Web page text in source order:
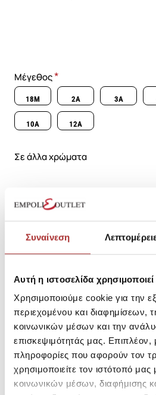
Συναίνεση
Αυτή η ιστοσελίδα
Χρησιμοποιούμε cookie για την
περιεχομένου και διαφημίσεων,
κοινωνικών μέσων και την
επισκεψιμότητάς μας. Επιπλέον,
πληροφορίες που αφορούν τον
χρησιμοποιείτε τον ιστότοπό
κοινωνικών μέσων, διαφήμισης
Μέγεθος
18M 2A 3A
10A 12A
Σε άλλα χρώματα
Κωδικός
Σύνθεση
Αποστολές Προϊόντων